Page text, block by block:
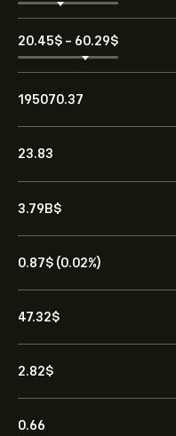
20.45‎$‎ - 60.29‎$‎
195070.37
23.83
3.79B‎$‎
0.87‎$‎ (0.02%)
47.32‎$‎
2.82‎$‎
0.66